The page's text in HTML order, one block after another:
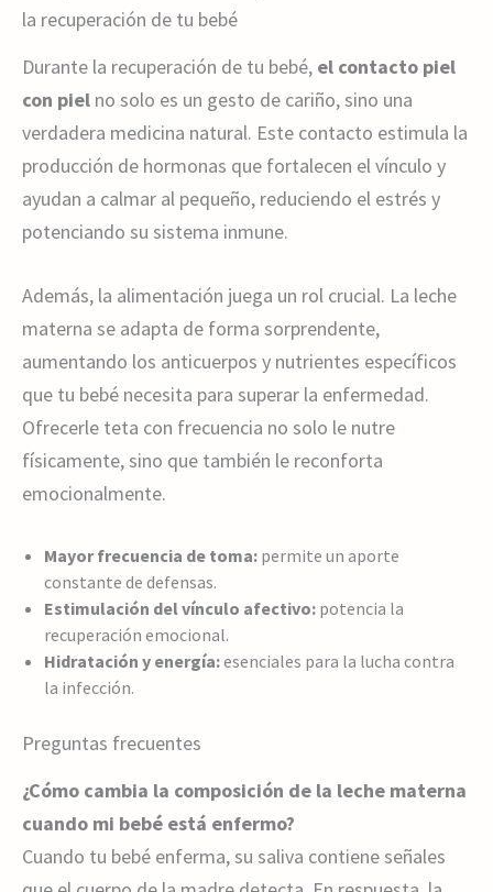
la recuperación de tu bebé
Durante la recuperación de tu bebé, el contacto piel
con piel no solo es un gesto de cariño, sino una
verdadera medicina natural. Este contacto estimula la
producción de hormonas que fortalecen el vínculo y
ayudan a calmar al pequeño, reduciendo el estrés y
potenciando su sistema inmune.
Además, la alimentación juega un rol crucial. La leche
materna se adapta de forma sorprendente,
aumentando los anticuerpos y nutrientes específicos
que tu bebé necesita para superar la enfermedad.
Ofrecerle teta con frecuencia no solo le nutre
físicamente, sino que también le reconforta
emocionalmente.
Mayor frecuencia de toma: permite un aporte
constante de defensas.
Estimulación del vínculo afectivo: potencia la
recuperación emocional.
Hidratación y energía:esenciales para la lucha contra
la infección.
Preguntas frecuentes
¿Cómo cambia la composición de la leche materna
cuando mi bebé está enfermo?
Cuando tu bebé enferma, su saliva contiene señales